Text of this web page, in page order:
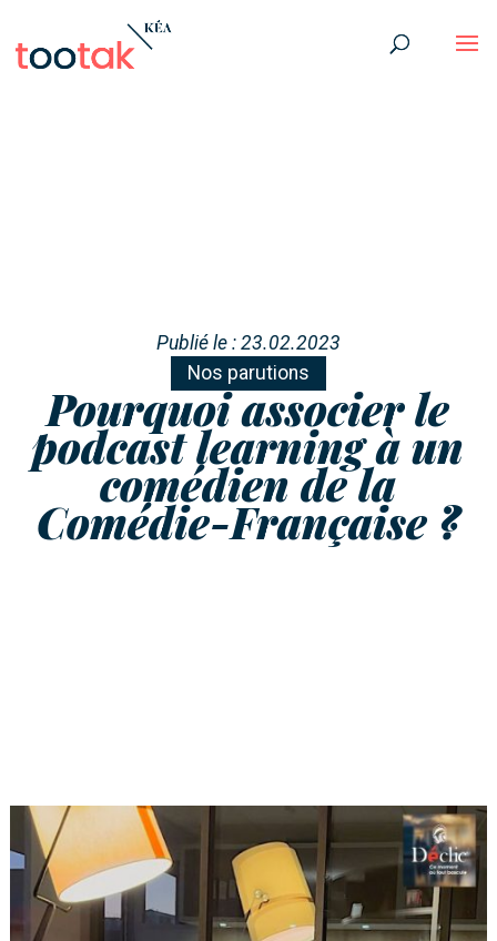
Publié le : 23.02.2023
Nos parutions
Pourquoi associer le
podcast learning à un
comédien de la
Comédie-Française ?